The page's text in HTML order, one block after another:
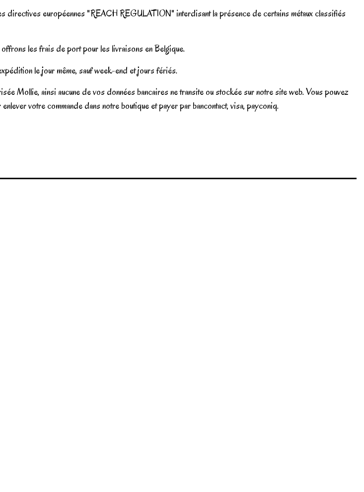
directives européennes "REACH REGULATION" interdisant la présence de certains métaux classifiés
les frais de port pour les livraisons en Belgique.
le jour même, sauf week-end et jours fériés.
Mollie, ainsi aucune de vos données bancaires ne transite ou stockée sur notre site web. Vous pouvez
votre commande dans notre boutique et payer par bancontact, visa, payconiq.